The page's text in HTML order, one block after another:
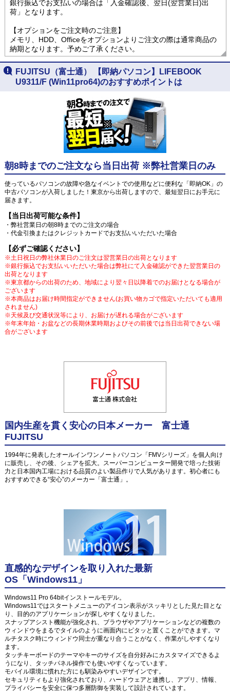
銀行振込でお支払いの場合は「入金確認後、翌日(翌営業日)出
荷」となります。
【オプションをご注文時のご注意】
メモリ、HDD、Officeをオプションよりご注文の際は通常商品の
納期となります。予めご了承ください。
FUJITSU（富士通） 【即納パソコン】LIFEBOOK
U9311/F (Win11pro64)のおすすめポイントは
朝8時までのご注文なら当日出荷 ※弊社営業日のみ
使っているパソコンの故障や急なイベントでの使用などに便利な「即納OK」の
中古パソコンが入荷しました！東京から出荷しますので、最短翌日にお手元に
届きます。
【当日出荷可能な条件】
・弊社営業日の朝8時までのご注文の場合
・代金引換またはクレジットカードでお支払いいただいた場合
【必ずご確認ください】
※土日祝日の弊社休業日のご注文は翌営業日の出荷となります
※銀行振込でお支払いいただいた場合は弊社にて入金確認ができた翌営業日の
出荷となります
※東京都からの出荷のため、地域により翌々日以降着でのお届けとなる場合が
ございます
※本商品はお届け時間指定ができません(お買い物カゴで指定いただいても適用
されません)
※天候及び交通状況等により、お届けが遅れる場合がございます
※年末年始・お盆などの長期休業時期およびその前後では当日出荷できない場
合がございます
国内生産を貫く安心の日本メーカー 富士通
FUJITSU
1994年に発表したオールインワンノートパソコン「FMVシリーズ」を個人向け
に販売し、その後、シェアを拡大。スーパーコンピューター開発で培った技術
力と日本国内工場における品質のよい製品作りで人気があります。初心者にも
おすすめできる“安心”のメーカー「富士通」。
直感的なデザインを取り入れた最新
OS「Windows11」
Windows11 Pro 64bitインストールモデル。
Windows11ではスタートメニューのアイコン表示がスッキリとした見た目とな
り、目的のアプリケーションが探しやすくなりました。
スナップアシスト機能が強化され、ブラウザやアプリケーションなどの複数の
ウィンドウをまるでタイルのように画面内にピタッと置くことができます。マ
ルチタスク時にウィンドウ同士が重なり合うことがなく、作業がしやすくなり
ます。
タッチキーボードのテーマやキーのサイズを自分好みにカスタマイズできるよ
うになり、タッチパネル操作でも使いやすくなっています。
モバイル環境に慣れた方にも馴染みやすいデザインです。
セキュリティもより強化されており、ハードウェアと連携し、アプリ、情報、
プライバシーを安全に保つ多層防御を実装して設計されています。